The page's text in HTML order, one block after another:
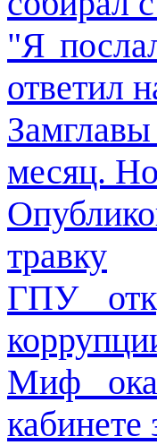
"Я
ответил
месяц.
травку
ГПУ
Миф